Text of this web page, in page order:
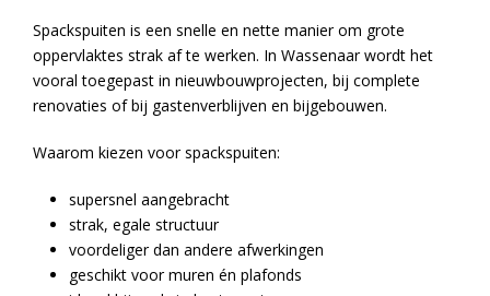
Spackspuiten is een snelle en nette manier om grote
oppervlaktes strak af te werken. In Wassenaar wordt het
vooral toegepast in nieuwbouwprojecten, bij complete
renovaties of bij gastenverblijven en bijgebouwen.
Waarom kiezen voor spackspuiten:
supersnel aangebracht
strak, egale structuur
voordeliger dan andere afwerkingen
geschikt voor muren én plafonds